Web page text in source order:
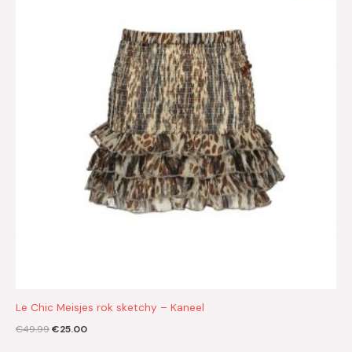
Le Chic Meisjes rok sketchy – Kaneel
€49.99€25.00